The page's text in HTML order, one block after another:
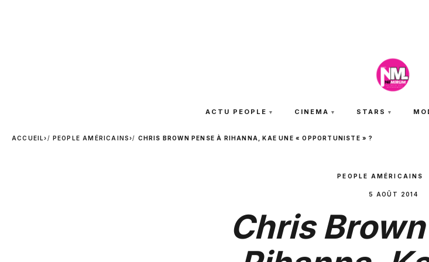
ACTU PEOPLE CINEMA STARS
ACCUEIL› PEOPLE AMÉRICAINS› CHRIS BROWN PENSE À RIHANNA, KAE UNE « OPPORTUNISTE » ?
PEOPLE AMÉRICAINS
5 AOÛT 2014
Chris